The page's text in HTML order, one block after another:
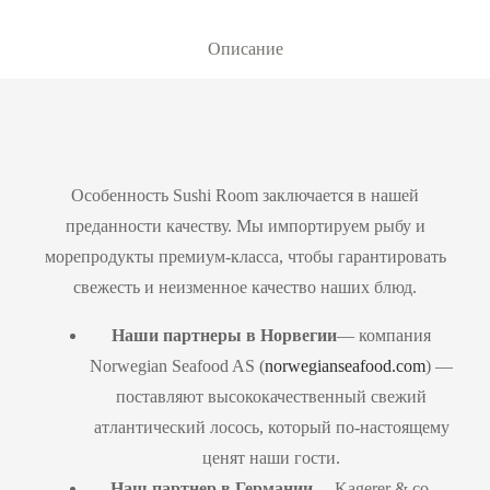
Описание
Особенность Sushi Room заключается в нашей
преданности качеству. Мы импортируем рыбу и
морепродукты премиум-класса, чтобы гарантировать
свежесть и неизменное качество наших блюд.
Наши партнеры в Норвегии— компания
Norwegian Seafood AS (norwegianseafood.com) —
поставляют высококачественный свежий
атлантический лосось, который по-настоящему
ценят наши гости.